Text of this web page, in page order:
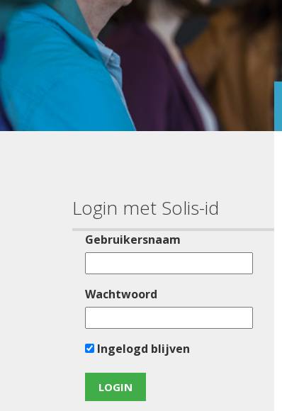
Login met Solis-id
Gebruikersnaam
Wachtwoord
Ingelogd blijven